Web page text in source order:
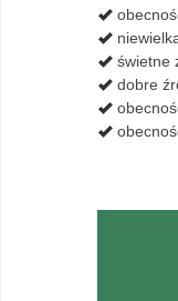
świetne
dobre